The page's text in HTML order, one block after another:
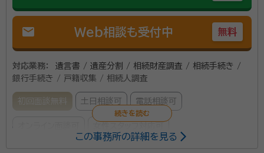
mail Web相談も受付中 無料
対応業務：
遺言書 / 遺産分割 / 相続財産調査 / 相続手続き /
銀行手続き / 戸籍収集 / 相続人調査
初回面談無料 土日相談可 電話相談可
この事務所の詳細を見る